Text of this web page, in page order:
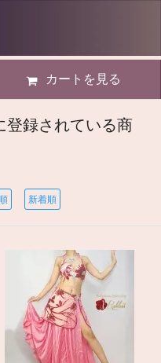
カートを見る
登録されている商
新着順